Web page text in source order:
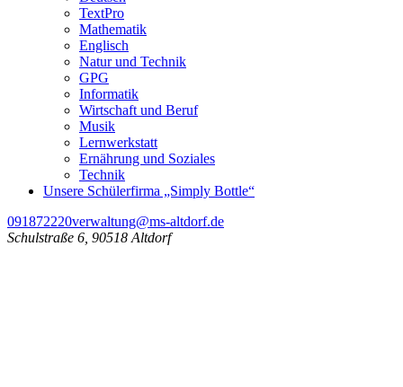
TextPro
Mathematik
Englisch
Natur und Technik
GPG
Informatik
Wirtschaft und Beruf
Musik
Lernwerkstatt
Ernährung und Soziales
Technik
Unsere Schülerfirma „Simply Bottle“
091872220verwaltung@ms-altdorf.de
Schulstraße 6, 90518 Altdorf